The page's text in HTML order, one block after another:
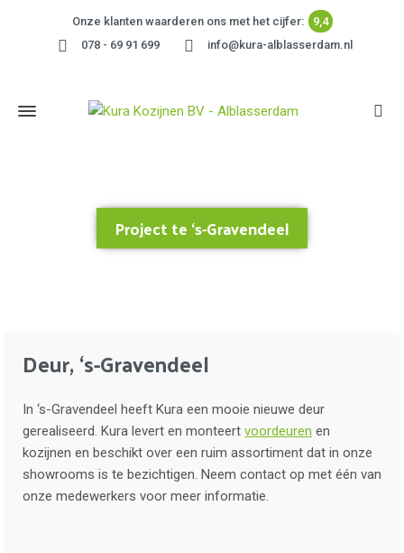
Onze klanten waarderen ons met het cijfer:
9,4
078 - 69 91 699
info@kura-alblasserdam.nl
Project te ‘s-Gravendeel
Deur, ‘s-Gravendeel
In ‘s-Gravendeel heeft Kura een mooie nieuwe deur
gerealiseerd. Kura levert en monteert voordeuren en
kozijnen en beschikt over een ruim assortiment dat in onze
showrooms is te bezichtigen. Neem contact op met één van
onze medewerkers voor meer informatie.